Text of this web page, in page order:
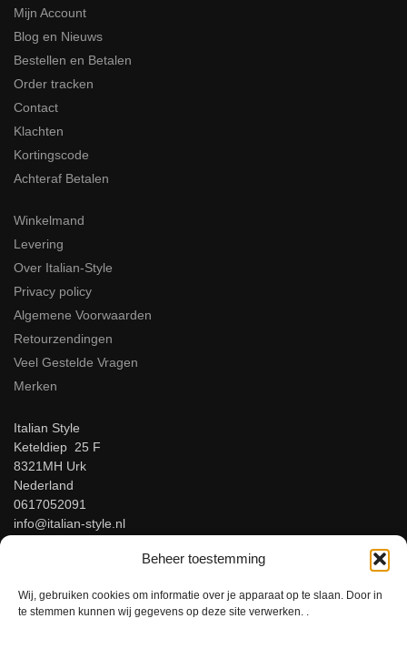
Beheer toestemming
Wij, gebruiken cookies om informatie over je apparaat op te slaan. Door in
te stemmen kunnen wij gegevens op deze site verwerken. .
Mijn Account
Blog en Nieuws
Bestellen en Betalen
Order tracken
Contact
Klachten
Kortingscode
Achteraf Betalen
Winkelmand
Levering
Over Italian-Style
Privacy policy
Algemene Voorwaarden
Retourzendingen
Veel Gestelde Vragen
Merken
Italian Style
Keteldiep 25 F
8321MH Urk
Nederland
0617052091
info@italian-style.nl
BTW: NL866816483B01
Beoordeel ons op Google!